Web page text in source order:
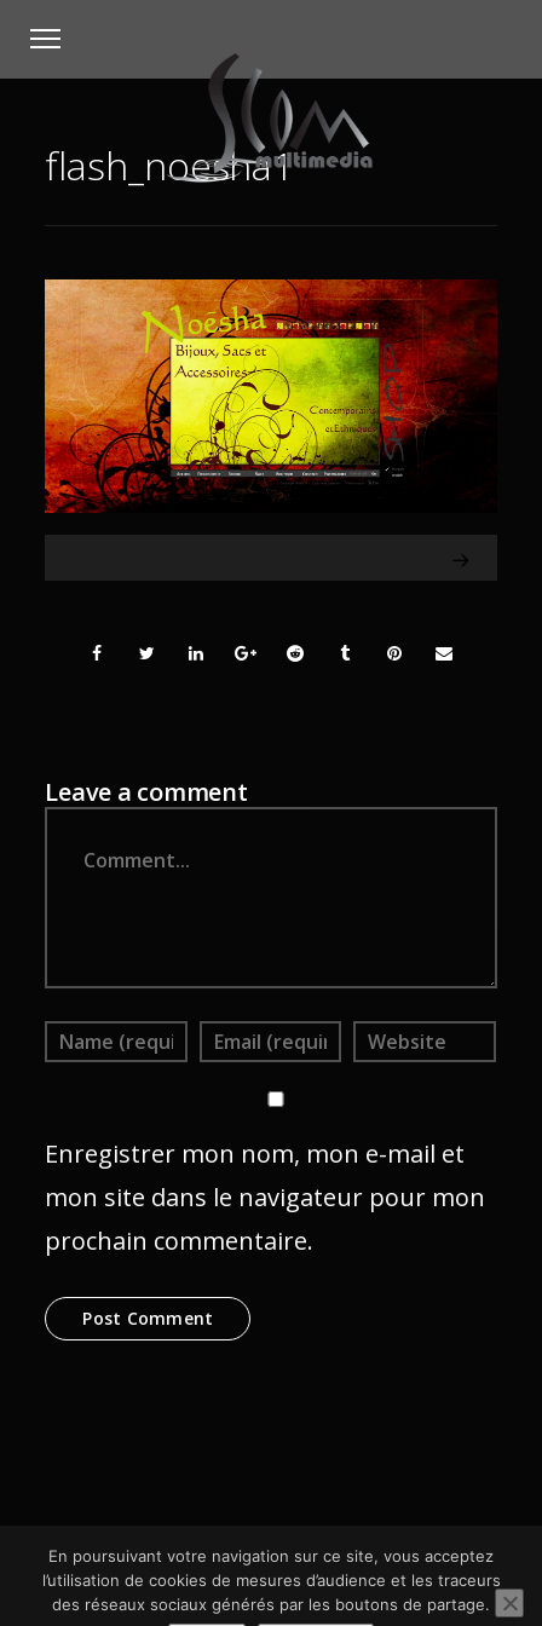
flash_noesha1
Leave a comment
Enregistrer mon nom, mon e-mail et
mon site dans le navigateur pour mon
prochain commentaire.
En poursuivant votre navigation sur ce site, vous acceptez
l’utilisation de cookies de mesures d’audience et les traceurs
des réseaux sociaux générés par les boutons de partage.